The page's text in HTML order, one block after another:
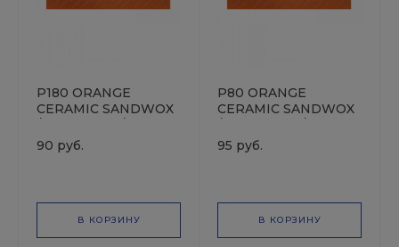
P180 ORANGE
CERAMIC SANDWOX
70х400мм / Полоска
шлифовальная на
90 руб.
В КОРЗИНУ
P80 ORANGE
CERAMIC SANDWOX
70х400мм / Полоска
шлифовальная на
95 руб.
В КОРЗИНУ